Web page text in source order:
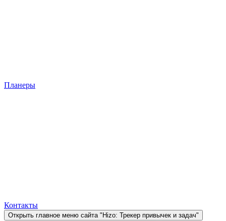
Планеры
Контакты
Открыть главное меню сайта "Hizo: Трекер привычек и задач"